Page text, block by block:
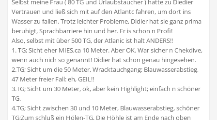
Selbst meine Frau ( 80 TG und Urlaubstaucher ) hatte zu Diedier
Vertrauen und ließ sich mit auf den Atlantc fahren, um dort ins
Wasser zu fallen. Trotz leichter Probleme, Didier hat sie ganz prima
beruhigt, Sprachbarriere hin und her. Er is schon n Profi!
Also, selbst mit über 500 TG, der Atlanic ist halt ANDERS!!
1. TG; Sicht eher MIES,ca 10 Meter. Aber OK. War sicher n Chekdive,
wenn auch nich so genannt! Didier hat schon genau hingesehen.
2.TG; Sicht um die 50 Meter, Wracktauchgang; Blauwasserabstieg,
47 Meter freier Fall: eh, GEIL!!
3.TG; Sicht um 30 Meter, ok, aber kein Highlight; einfach n schöner
TG.
4.TG; Sicht zwischen 30 und 10 Meter, Blauwasserabstieg, schöner
TG;Zum schluß ein Hölen-TG, Die Höhle ist am Ende nach oben